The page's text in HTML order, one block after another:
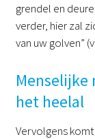
grendel en
verder, hier zal
van uw golven”
het heelal
Vervolgens